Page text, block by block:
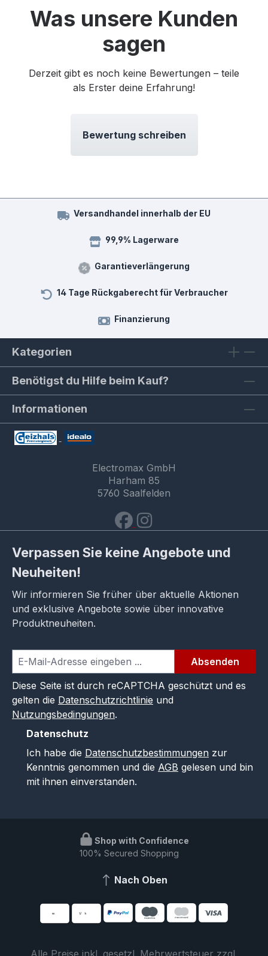
Was unsere Kunden
sagen
Derzeit gibt es noch keine Bewertungen – teile
als Erster deine Erfahrung!
Bewertung schreiben
Versandhandel innerhalb der EU
99,9% Lagerware
Garantieverlängerung
14 Tage Rückgaberecht für Verbraucher
Finanzierung
Kategorien
Benötigst du Hilfe beim Kauf?
Informationen
Electromax GmbH
Harham 85
5760 Saalfelden
Verpassen Sie keine Angebote und
Neuheiten!
Wir informieren Sie früher über aktuelle Aktionen
und exklusive Angebote sowie über innovative
Produktneuheiten.
Absenden
Diese Seite ist durch reCAPTCHA geschützt und es
gelten die Datenschutzrichtlinie und
Nutzungsbedingungen.
Datenschutz
Ich habe die Datenschutzbestimmungen zur
Kenntnis genommen und die AGB gelesen und bin
mit ihnen einverstanden.
Shop with Confidence
100% Secured Shopping
Nach Oben